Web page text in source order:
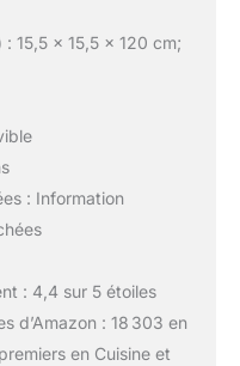
15,5 x 15,5 x 120 cm;
: Information
: 4,4 sur 5 étoiles
d’Amazon : 18 303 en
en Cuisine et